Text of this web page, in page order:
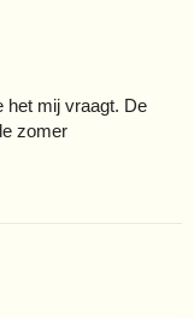
het mij vraagt. De
zomer